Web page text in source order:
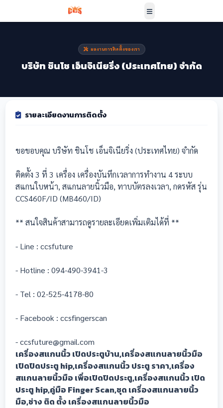
ผลงานการติดตั้งของเรา
บริษัท ชินโช เอ็นจิเนียริ่ง (ประเทศไทย) จำกัด
รายละเอียดงานการติดตั้ง
ขอขอบคุณ บริษัท ชินโช เอ็นจิเนียริ่ง (ประเทศไทย) จำกัด
ติดตั้ง 3 ที่ 3 เครื่อง เครื่องบันทึกเวลาการทำงาน 4 ระบบ
สแกนใบหน้า, สแกนลายนิ้วมือ, ทาบบัตรลงเวลา, กดรหัส รุ่น
CCS460F/ID (MB460/ID)
** สนใจสินค้าสามารถดูรายละเอียดเพิ่มเติมได้ที่ **
- Line : ccsfuture
- Hotline : 094-490-3941-3
- Tel : 02-525-4178-80
- Facebook : ccsfingerscan
- ccsfuture@gmail.com
เครื่องสแกนนิ้ว เปิดประตูบ้าน,เครื่องสแกนลายนิ้วมือ
เปิดปิดประตู hip,เครื่องสแกนนิ้ว ประตู ราคา,เครื่อง
สแกนลายนิ้วมือ เพื่อเปิดปิดประตู,เครื่องสแกนนิ้ว เปิด
ประตู hip,คู่มือ Finger Scan,ชุด เครื่องสแกนลายนิ้ว
มือ,ช่าง ติด ตั้ง เครื่องสแกนลายนิ้วมือ